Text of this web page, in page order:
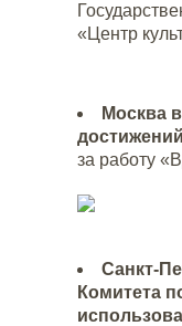
«Центр
Москва
за работу
Санкт-
Комитета